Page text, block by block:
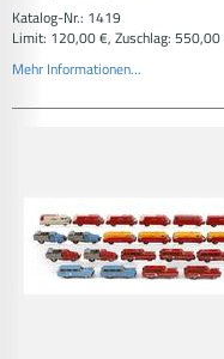
Katalog-Nr.: 1419
Limit: 120,00 €, Zuschlag: 550,00
Mehr Informationen...